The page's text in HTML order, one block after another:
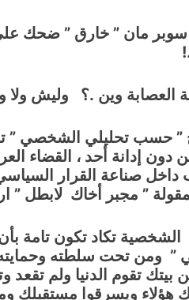
مان ” خارق ” ضحك على
العصابة وين .؟ وليش ولا
” حسب تحليلي الشخصي ”
دون إدانة أحد ، القضاء
داخل صناعة القرار
” مجبر أخاك لابطل ”
الشخصية تكاد تكون تامة
” ومن تحت سلطته
بيتك تقوم الدنيا ولم تقعد
هؤلاء ويسرقوا مستقبلك